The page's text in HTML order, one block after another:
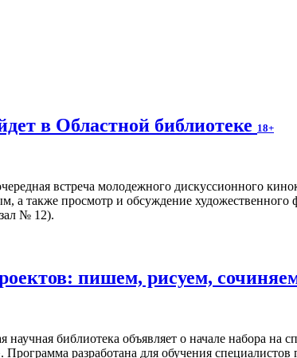
в Областной библиотеке 18+
встреча молодежного дискуссионного
а также просмотр и обсуждение художественного
№ 12).
пишем, рисуем,
научная библиотека объявляет о начале набора
разработана для обучения